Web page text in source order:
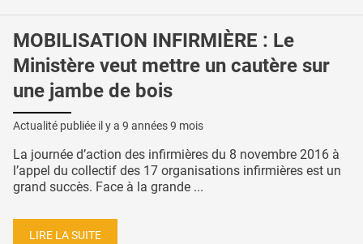
MOBILISATION INFIRMIÈRE : Le
Ministère veut mettre un cautère sur
une jambe de bois
Actualité publiée il y a 9 années 9 mois
La journée d’action des infirmières du 8 novembre 2016 à
l’appel du collectif des 17 organisations infirmières est un
grand succès. Face à la grande ...
LIRE LA SUITE